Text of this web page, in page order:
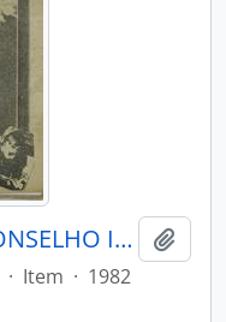
PORANTIM - BRASÍLIA CONSELHO INDIGENISTA MISSIONÁRIO - 1982 - Nº38
· Item · 1982